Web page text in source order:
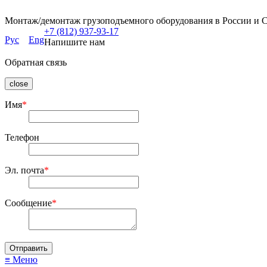
Монтаж/демонтаж грузоподъемного оборудования в России и
Рус
Eng
+7 (812) 937-93-17
Напишите нам
Обратная связь
close
Имя*
Телефон
Эл. почта*
Сообщение*
≡ Меню